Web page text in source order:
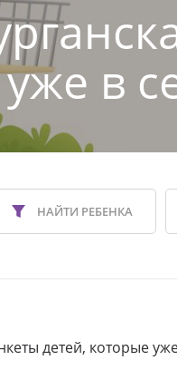
в
НАЙТИ РЕБЕНКА
детей, которые